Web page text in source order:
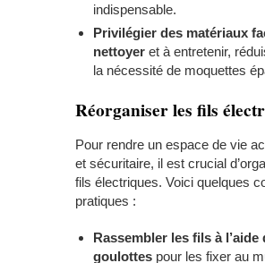
indispensable.
Privilégier des matériaux
nettoyer et à entretenir,
la nécessité de moquettes
Réorganiser les fils
Pour rendre un espace de vie
et sécuritaire, il est crucial
fils électriques. Voici quelques
pratiques :
Rassembler les fils à l’aide
goulottes pour les fixer au